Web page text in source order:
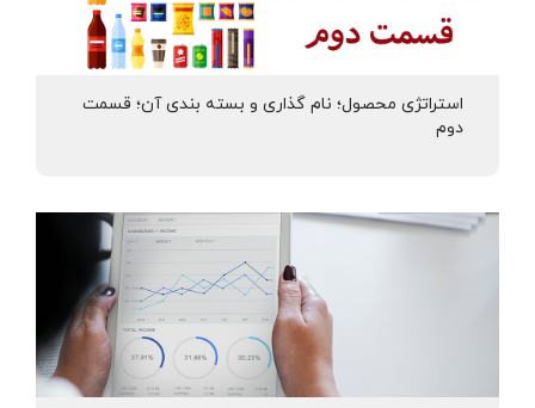
استراتژی محصول؛ نام گذاری و بسته بندی آن؛ قسمت
دوم